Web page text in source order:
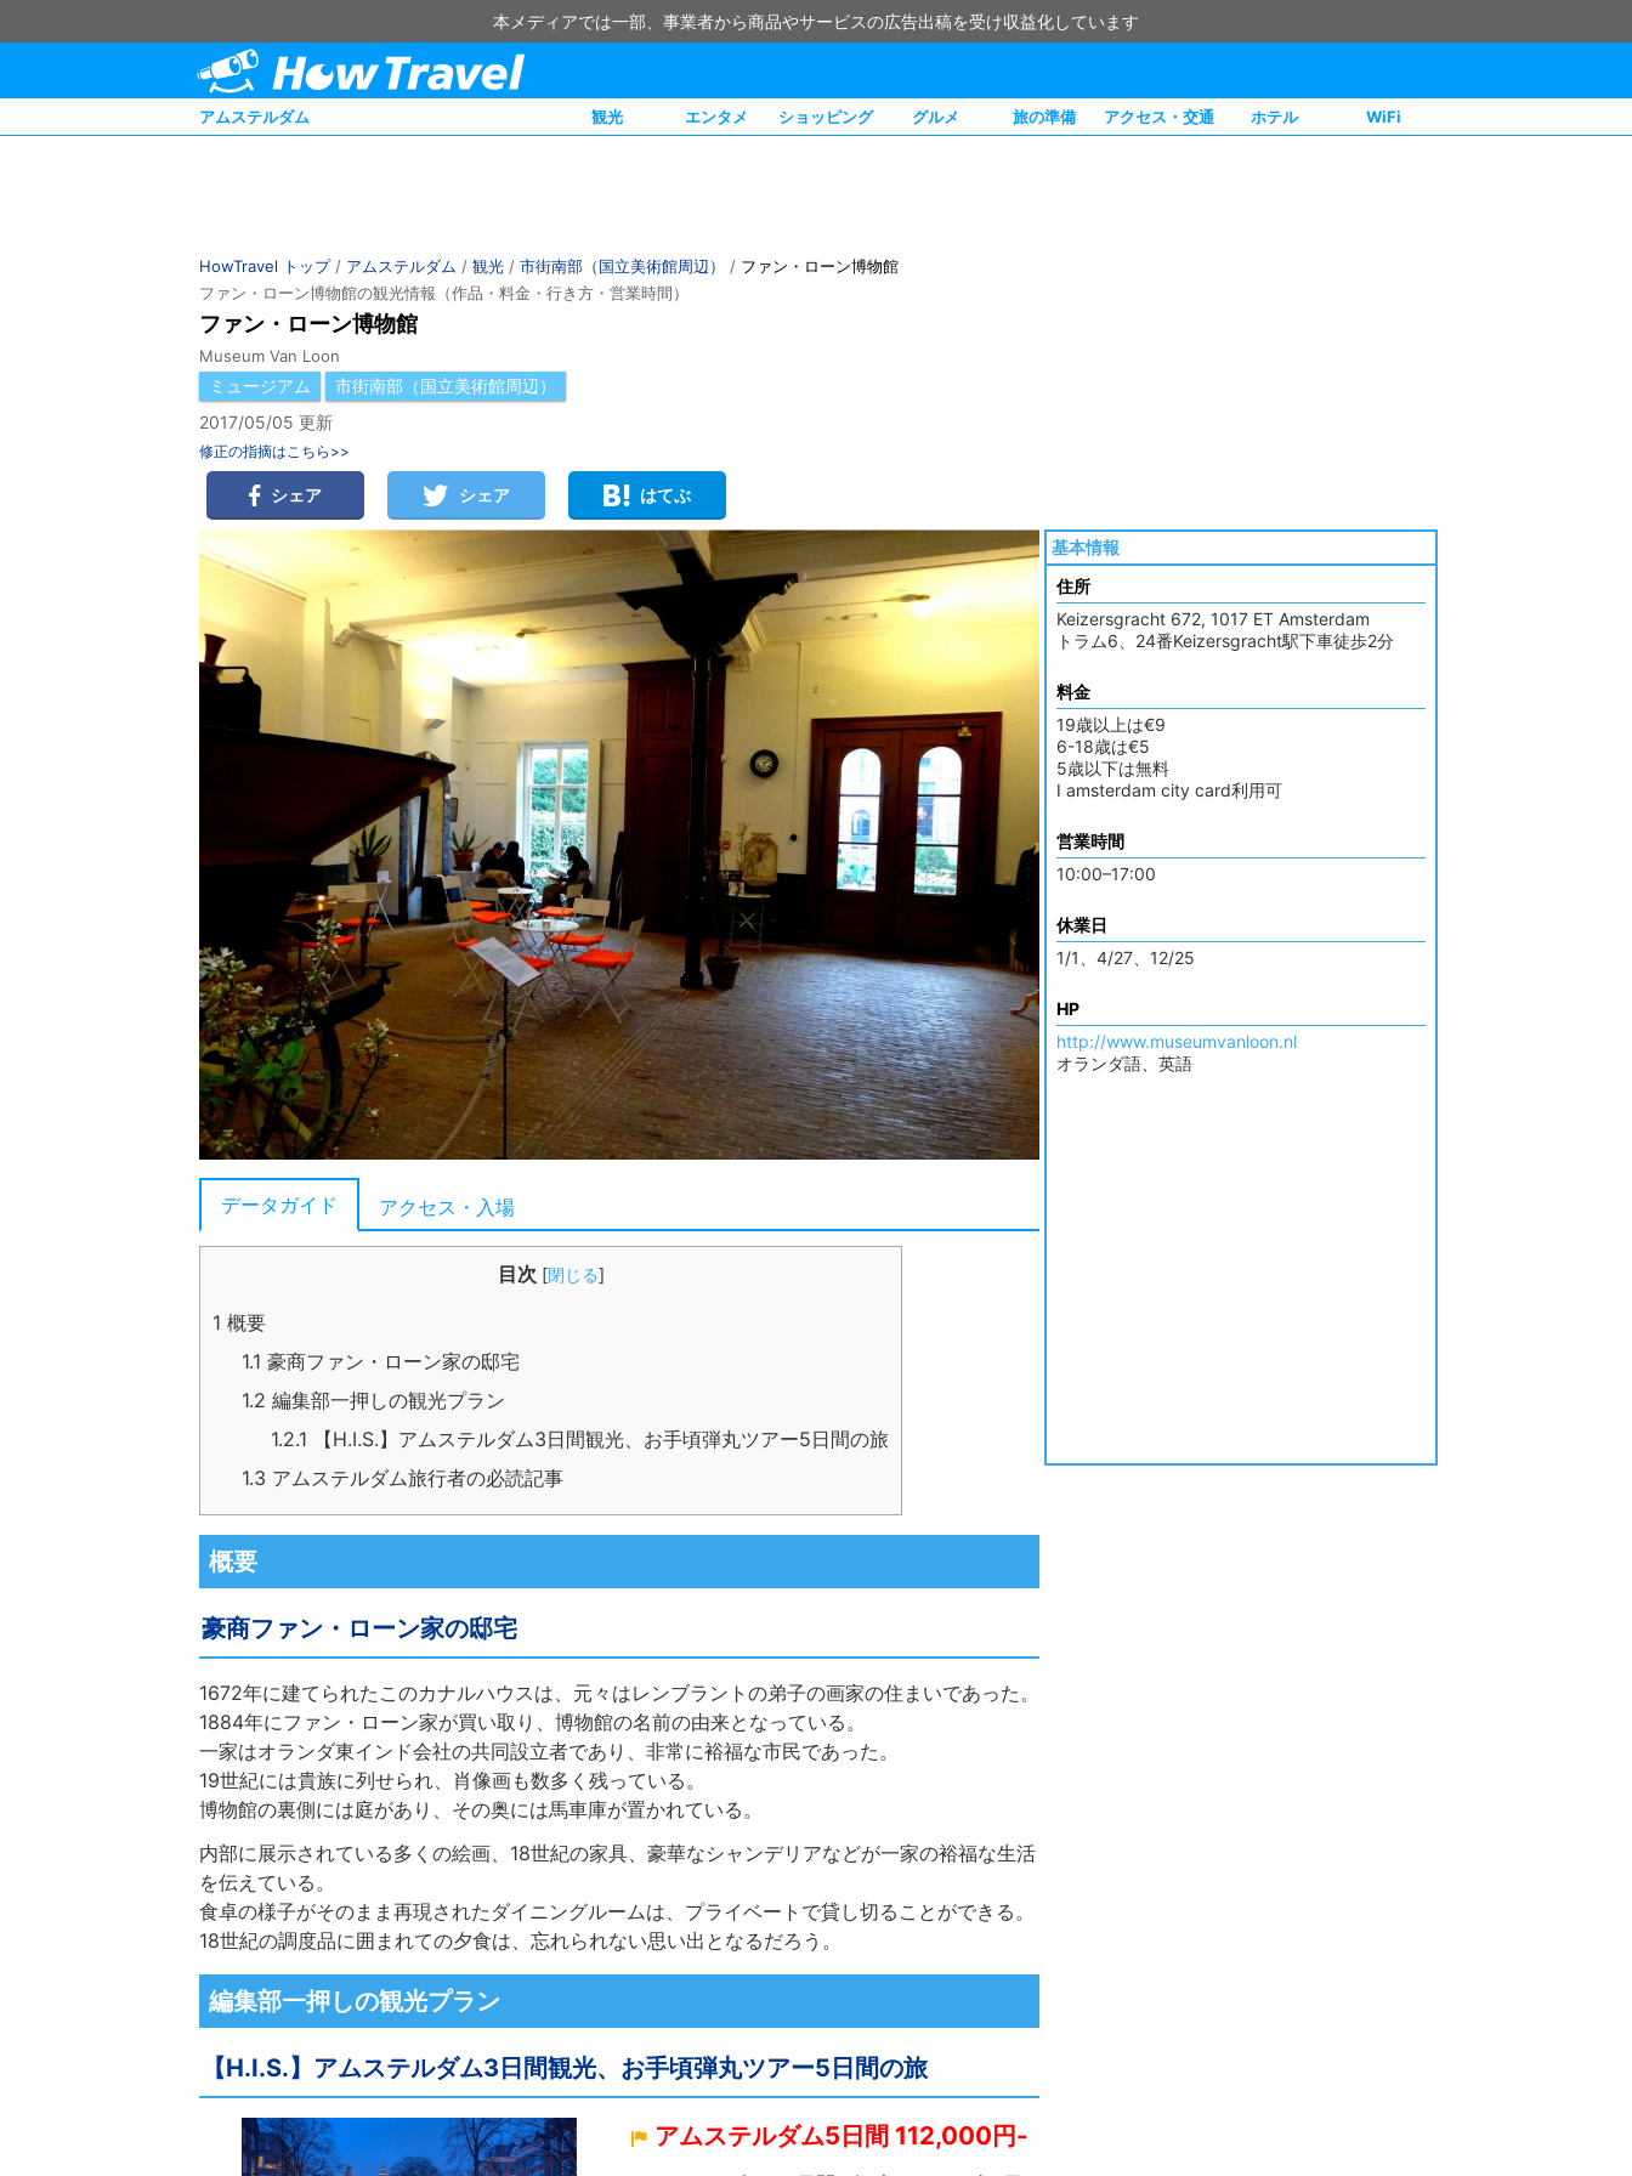
本メディアでは一部、事業者から商品やサービスの広告出稿を受け収益化しています
アムステルダム 観光 エンタメ ショッピング グルメ 旅の準備 アクセス・交通 ホテル WiFi
HowTravel トップ/ アムステルダム / 観光 / 市街南部（国立美術館周辺） / ファン・ローン博物館
ファン・ローン博物館の観光情報（作品・料金・行き方・営業時間）
ファン・ローン博物館
Museum Van Loon
ミュージアム
市街南部（国立美術館周辺）
2017/05/05 更新
修正の指摘はこちら>>
シェア シェア はてぶ
基本情報
住所
Keizersgracht 672, 1017 ET Amsterdam
トラム6、24番Keizersgracht駅下車徒歩2分
料金
19歳以上は€9
6-18歳は€5
5歳以下は無料
I amsterdam city card利用可
営業時間
10:00–17:00
休業日
1/1、4/27、12/25
HP
http://www.museumvanloon.nl
オランダ語、英語
データガイド アクセス・入場
目次 [閉じる]
1 概要
1.1 豪商ファン・ローン家の邸宅
1.2 編集部一押しの観光プラン
1.2.1 【H.I.S.】アムステルダム3日間観光、お手頃弾丸ツアー5日間の旅
1.3 アムステルダム旅行者の必読記事
概要
豪商ファン・ローン家の邸宅
1672年に建てられたこのカナルハウスは、元々はレンブラントの弟子の画家の住まいであった。
1884年にファン・ローン家が買い取り、博物館の名前の由来となっている。
一家はオランダ東インド会社の共同設立者であり、非常に裕福な市民であった。
19世紀には貴族に列せられ、肖像画も数多く残っている。
博物館の裏側には庭があり、その奥には馬車庫が置かれている。
内部に展示されている多くの絵画、18世紀の家具、豪華なシャンデリアなどが一家の裕福な生活
を伝えている。
食卓の様子がそのまま再現されたダイニングルームは、プライベートで貸し切ることができる。
18世紀の調度品に囲まれての夕食は、忘れられない思い出となるだろう。
編集部一押しの観光プラン
【H.I.S.】アムステルダム3日間観光、お手頃弾丸ツアー5日間の旅